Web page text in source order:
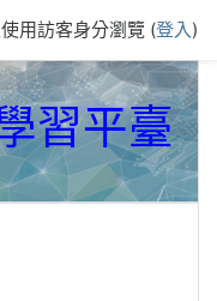
用訪客身分瀏覽 (登入)
習平臺